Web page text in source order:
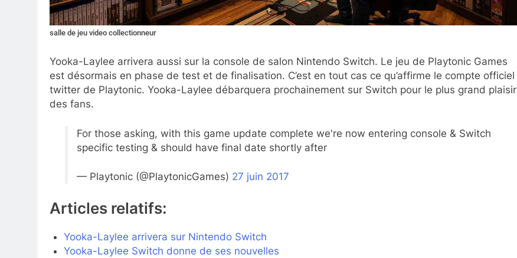
salle de jeu video collectionneur
Yooka-Laylee arrivera aussi sur la console de salon Nintendo Switch. Le jeu de Playtonic Games
est désormais en phase de test et de finalisation. C’est en tout cas ce qu’affirme le compte officiel
twitter de Playtonic. Yooka-Laylee débarquera prochainement sur Switch pour le plus grand plaisir
des fans.
For those asking, with this game update complete we're now entering console & Switch
specific testing & should have final date shortly after
— Playtonic (@PlaytonicGames) 27 juin 2017
Articles relatifs:
Yooka-Laylee arrivera sur Nintendo Switch
Yooka-Laylee Switch donne de ses nouvelles